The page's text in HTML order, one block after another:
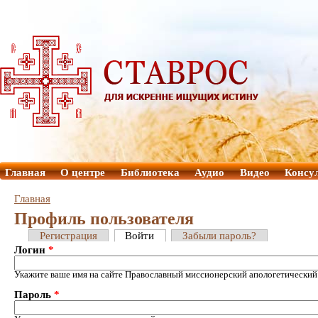
Главная О центре Библиотека Аудио Видео
Главная
Профиль пользователя
Регистрация Войти
Забыли пароль?
Логин *
Укажите ваше имя на сайте Православный миссионерский
Пароль *